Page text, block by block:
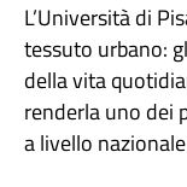
L’Università di
tessuto urbano:
della vita
renderla uno dei
a livello